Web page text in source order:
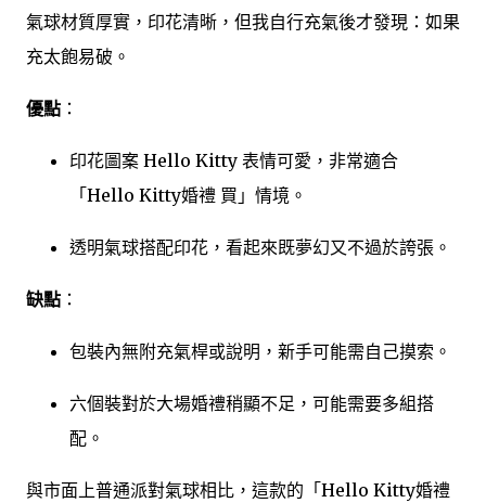
氣球材質厚實，印花清晰，但我自行充氣後才發現：如果
充太飽易破。
優點 ：
印花圖案 Hello Kitty 表情可愛，非常適合
「Hello Kitty婚禮 買」情境。
透明氣球搭配印花，看起來既夢幻又不過於誇張。
缺點 ：
包裝內無附充氣桿或說明，新手可能需自己摸索。
六個裝對於大場婚禮稍顯不足，可能需要多組搭
配。
與市面上普通派對氣球相比，這款的「Hello Kitty婚禮